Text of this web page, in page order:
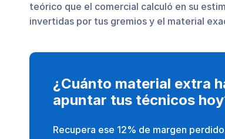
teórico que el comercial calculó en su
invertidas por tus gremios y el material
¿Cuánto material extra
apuntar tus técnicos
Recupera ese 12% de margen